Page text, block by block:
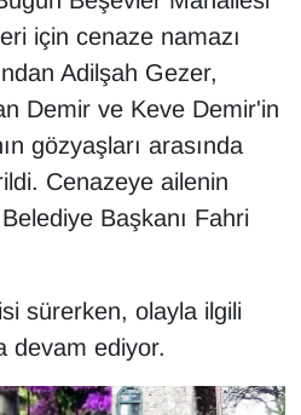
için cenaze namazı
Adilşah Gezer,
Demir ve Keve Demir'in
gözyaşları arasında
Cenazeye ailenin
Başkanı Fahri
sürerken, olayla ilgili
devam ediyor.